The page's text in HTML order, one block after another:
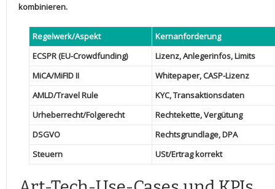
kombinieren.
Regelwerk/Aspekt
Kernanforderung
ECSPR (EU-Crowdfunding)
Lizenz, Anlegerinfos, Limits
MiCA/MiFID II
Whitepaper, CASP-Lizenz
AMLD/Travel Rule
KYC, Transaktionsdaten
Urheberrecht/Folgerecht
Rechtekette, Vergütung
DSGVO
Rechtsgrundlage, ‌DPA
Steuern
USt/Ertrag korrekt